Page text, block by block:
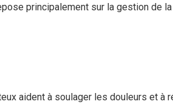
principalement sur la gestion de
aident à soulager les douleurs et à